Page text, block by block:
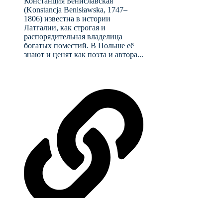
(Konstancja Benisławska, 1747–
1806) известна в истории
Латгалии, как строгая и
распорядительная владелица
богатых поместий. В Польше её
знают и ценят как поэта и автора...